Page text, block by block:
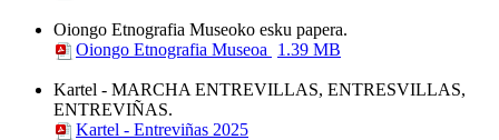
Oiongo Etnografia Museoko esku papera.
Oiongo Etnografia Museoa
1.39 MB
Kartel - MARCHA ENTREVILLAS, ENTRESVILLAS,
ENTREVIÑAS.
Kartel - Entreviñas 2025